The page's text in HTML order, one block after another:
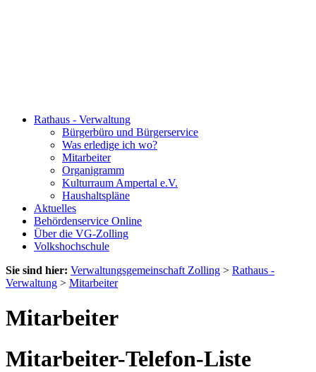
Rathaus - Verwaltung
Bürgerbüro und Bürgerservice
Was erledige ich wo?
Mitarbeiter
Organigramm
Kulturraum Ampertal e.V.
Haushaltspläne
Aktuelles
Behördenservice Online
Über die VG-Zolling
Volkshochschule
Sie sind hier: Verwaltungsgemeinschaft Zolling > Rathaus -
Verwaltung > Mitarbeiter
Mitarbeiter
Mitarbeiter-Telefon-Liste